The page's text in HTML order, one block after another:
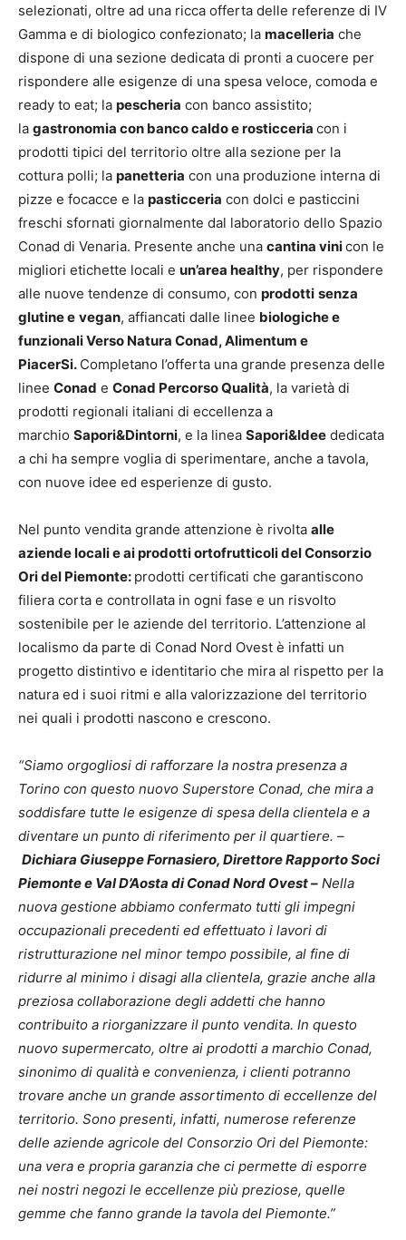
selezionati, oltre ad una ricca offerta delle referenze di IV
Gamma e di biologico confezionato; la macelleria che
dispone di una sezione dedicata di pronti a cuocere per
rispondere alle esigenze di una spesa veloce, comoda e
ready to eat; la pescheria con banco assistito;
la gastronomia con banco caldo e rosticceria con i
prodotti tipici del territorio oltre alla sezione per la
cottura polli; la panetteria con una produzione interna di
pizze e focacce e la pasticceria con dolci e pasticcini
freschi sfornati giornalmente dal laboratorio dello Spazio
Conad di Venaria. Presente anche una cantina vinicon le
migliori etichette locali e un’area healthy, per rispondere
alle nuove tendenze di consumo, con prodotti senza
glutine e vegan, affiancati dalle linee biologiche e
funzionali Verso Natura Conad, Alimentum e
PiacerSi. Completano l’offerta una grande presenza delle
linee Conad e Conad Percorso Qualità, la varietà di
prodotti regionali italiani di eccellenza a
marchio Sapori&Dintorni, e la linea Sapori&Idee dedicata
a chi ha sempre voglia di sperimentare, anche a tavola,
con nuove idee ed esperienze di gusto.
Nel punto vendita grande attenzione è rivolta alle
aziende locali e ai prodotti ortofrutticoli del Consorzio
Ori del Piemonte: prodotti certificati che garantiscono
filiera corta e controllata in ogni fase e un risvolto
sostenibile per le aziende del territorio. L’attenzione al
localismo da parte di Conad Nord Ovest è infatti un
progetto distintivo e identitario che mira al rispetto per la
natura ed i suoi ritmi e alla valorizzazione del territorio
nei quali i prodotti nascono e crescono.
“Siamo orgogliosi di rafforzare la nostra presenza a
Torino con questo nuovo Superstore Conad, che mira a
soddisfare tutte le esigenze di spesa della clientela e a
diventare un punto di riferimento per il quartiere. –
Dichiara Giuseppe Fornasiero, Direttore Rapporto Soci
Piemonte e Val D’Aosta di Conad Nord Ovest – Nella
nuova gestione abbiamo confermato tutti gli impegni
occupazionali precedenti ed effettuato i lavori di
ristrutturazione nel minor tempo possibile, al fine di
ridurre al minimo i disagi alla clientela, grazie anche alla
preziosa collaborazione degli addetti che hanno
contribuito a riorganizzare il punto vendita. In questo
nuovo supermercato, oltre ai prodotti a marchio Conad,
sinonimo di qualità e convenienza, i clienti potranno
trovare anche un grande assortimento di eccellenze del
territorio. Sono presenti, infatti, numerose referenze
delle aziende agricole del Consorzio Ori del Piemonte:
una vera e propria garanzia che ci permette di esporre
nei nostri negozi le eccellenze più preziose, quelle
gemme che fanno grande la tavola del Piemonte.”